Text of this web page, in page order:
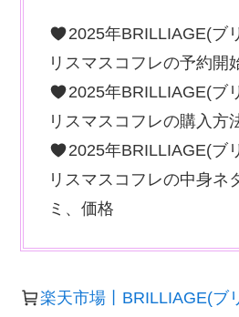
2025年BRILLIAGE(ブ
リスマスコフレの予約開
2025年BRILLIAGE(ブ
リスマスコフレの購入方
2025年BRILLIAGE(ブ
リスマスコフレの中身ネ
ミ、価格
楽天市場丨BRILLIAGE(ブ